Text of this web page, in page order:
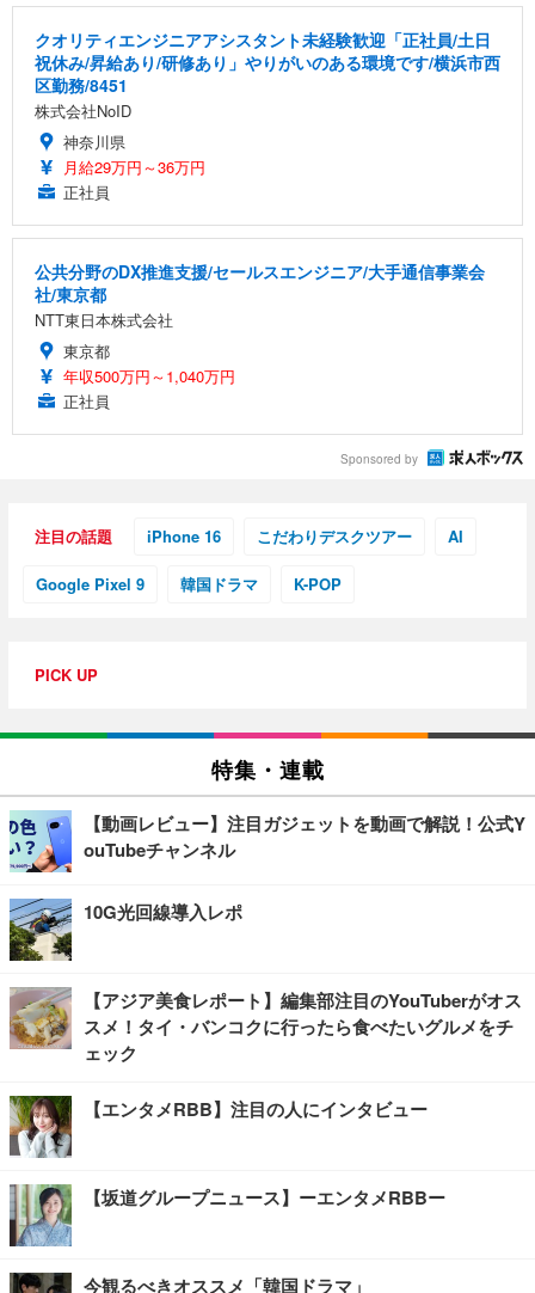
クオリティエンジニアアシスタント未経験歓迎「正社員/土日
祝休み/昇給あり/研修あり」やりがいのある環境です/横浜市西
区勤務/8451
株式会社NoID
神奈川県
月給29万円～36万円
正社員
公共分野のDX推進支援/セールスエンジニア/大手通信事業会
社/東京都
NTT東日本株式会社
東京都
年収500万円～1,040万円
正社員
Sponsored by
注目の話題 iPhone 16 こだわりデスクツアー AI
Google Pixel 9 韓国ドラマ K-POP
PICK UP
特集・連載
【動画レビュー】注目ガジェットを動画で解説！公式Y
ouTubeチャンネル
10G光回線導入レポ
【アジア美食レポート】編集部注目のYouTuberがオス
スメ！タイ・バンコクに行ったら食べたいグルメをチ
ェック
【エンタメRBB】注目の人にインタビュー
【坂道グループニュース】ーエンタメRBBー
今観るべきオススメ「韓国ドラマ」